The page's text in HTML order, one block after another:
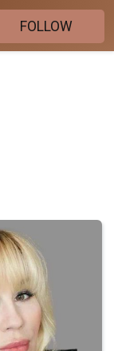
FOLLOW